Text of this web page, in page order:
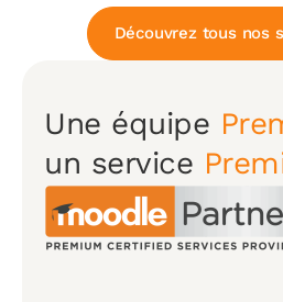
Découvrez tous nos
Une équipe
un service